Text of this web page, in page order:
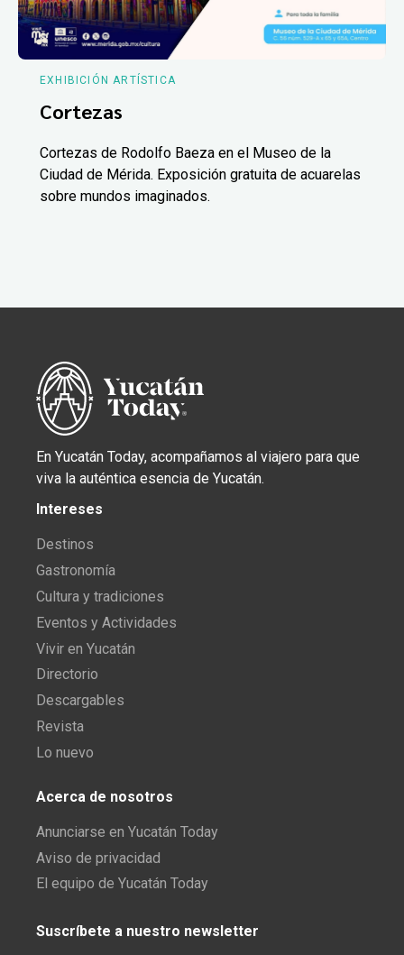
EXHIBICIÓN ARTÍSTICA
Cortezas
Cortezas de Rodolfo Baeza en el Museo de la
Ciudad de Mérida. Exposición gratuita de acuarelas
sobre mundos imaginados.
En Yucatán Today, acompañamos al viajero para que
viva la auténtica esencia de Yucatán.
Intereses
Destinos
Gastronomía
Cultura y tradiciones
Eventos y Actividades
Vivir en Yucatán
Directorio
Descargables
Revista
Lo nuevo
Acerca de nosotros
Anunciarse en Yucatán Today
Aviso de privacidad
El equipo de Yucatán Today
Suscríbete a nuestro newsletter